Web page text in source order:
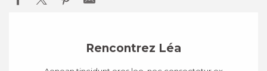
Rencontrez Léa